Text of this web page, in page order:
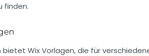
finden.
bietet Wix Vorlagen, die für